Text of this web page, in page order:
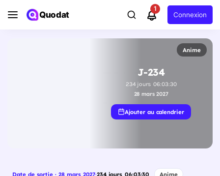
Quodat
1
Connexion
Anime
J-234
234jours 06:03:29
28 mars 2027
Ajouter au calendrier
Date de sortie · 28 mars 2027·234 jours 06:03:29 Anime